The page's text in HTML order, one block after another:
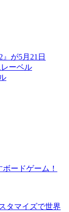
が5月21日
ーベル
ードゲーム！
タマイズで世界